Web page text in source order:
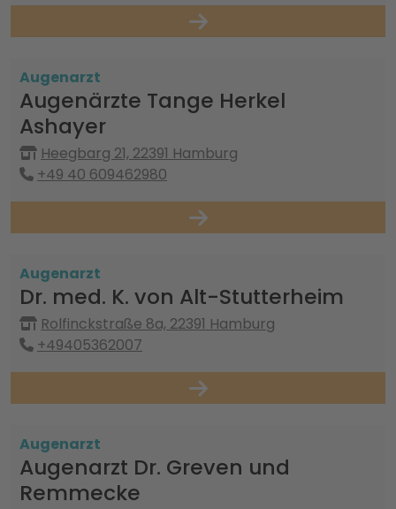
Augenarzt
Augenärzte Tange Herkel
Ashayer
Heegbarg 21, 22391 Hamburg
+49 40 609462980
Augenarzt
Dr. med. K. von Alt-Stutterheim
Rolfinckstraße 8a, 22391 Hamburg
+49405362007
Augenarzt
Augenarzt Dr. Greven und
Remmecke